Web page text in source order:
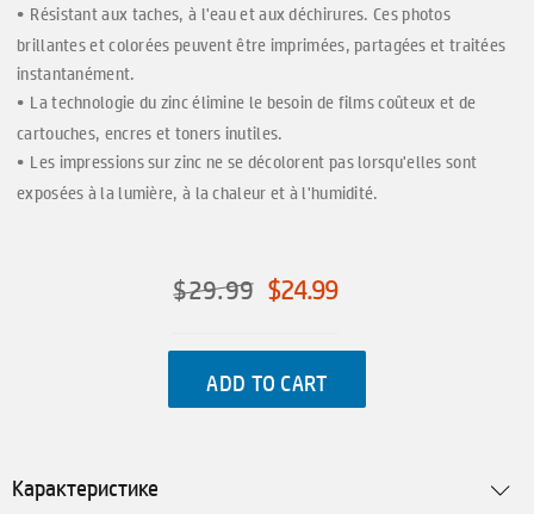
Résistant aux taches, à l'eau et aux déchirures. Ces photos
brillantes et colorées peuvent être imprimées, partagées et traitées
instantanément.
La technologie du zinc élimine le besoin de films coûteux et de
cartouches, encres et toners inutiles.
Les impressions sur zinc ne se décolorent pas lorsqu'elles sont
exposées à la lumière, à la chaleur et à l'humidité.
$29.99 $24.99
ADD TO CART
Карактеристике